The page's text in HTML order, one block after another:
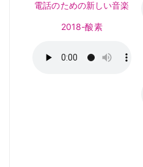
電話のための新しい音楽
2018-酸素